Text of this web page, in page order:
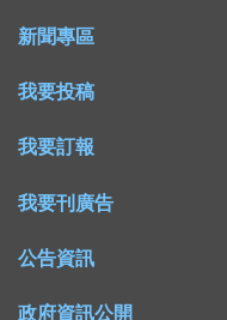
新聞專區
我要投稿
我要訂報
我要刊廣告
公告資訊
政府資訊公開